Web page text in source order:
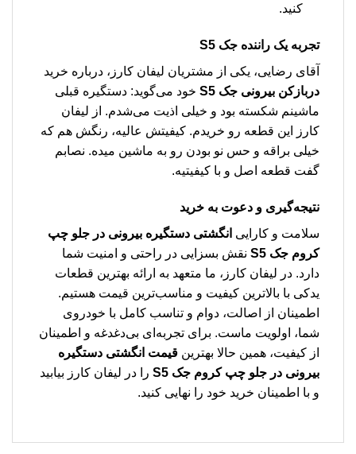
کنید.
تجربه یک راننده جک S5
آقای رضایی، یکی از مشتریان لیفان کارز، درباره خرید
دربازکن بیرونی جک S5
خود می‌گوید: دستگیره قبلی
ماشینم شکسته بود و خیلی اذیت می‌شدم. از لیفان
کارز این قطعه رو خریدم. کیفیتش عالیه، رنگش هم که
خیلی براقه و حس نو بودن رو به ماشین میده. نصابم
گفت قطعه اصل و با کیفیتیه.
نتیجه‌گیری و دعوت به خرید
سلامت و کارایی انگشتی دستگیره بیرونی در جلو چپ
کروم جک S5
نقش بسزایی در راحتی و امنیت شما
دارد. در لیفان کارز، ما متعهد به ارائه بهترین قطعات
یدکی با بالاترین کیفیت و مناسب‌ترین قیمت هستیم.
اطمینان از اصالت، دوام و تناسب کامل با خودروی
شما، اولویت ماست. برای تجربه‌ای بی‌دغدغه و اطمینان
از کیفیت، همین حالا بهترین قیمت انگشتی دستگیره
بیرونی در جلو چپ کروم جک S5
را در لیفان کارز بیابید
و با اطمینان خرید خود را نهایی کنید.